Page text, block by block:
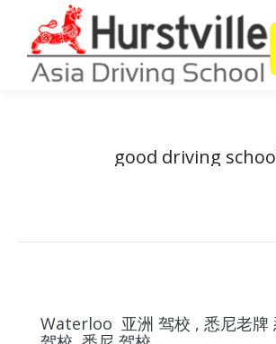
good driving
Waterloo 亚洲 驾校 , 悉尼老牌